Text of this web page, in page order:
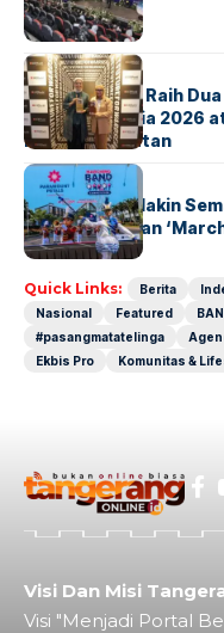
Dunia
BERITA
ParagonCorp Raih
Southeast Asia 2026
Kebermanfaatan
BERITA INDEX
Akhir Pekan Makin
Petals Hadirkan
Quick Links: Berita
Nasional
Featured
#pasangmatatelinga
Ekbis Pro
Komunitas &
Visi Dan Misi
Visi "Menjadi Portal